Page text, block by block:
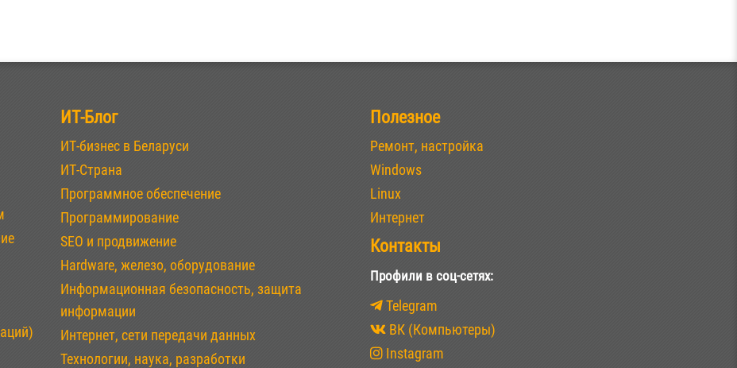
ИТ-Блог
ИТ-бизнес в Беларуси
ИТ-Страна
Программное обеспечение
Программирование
SEO и продвижение
Hardware, железо, оборудование
Информационная безопасность, защита
информации
Интернет, сети передачи данных
Технологии, наука, разработки
Полезное
Ремонт, настройка
Windows
Linux
Интернет
Контакты
Профили в соц-сетях:
Telegram
ВК (Компьютеры)
Instagram